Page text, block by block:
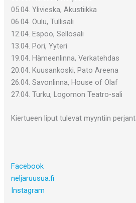
05.04. Ylivieska, Akustiikka
06.04. Oulu, Tullisali
12.04. Espoo, Sellosali
13.04. Pori, Yyteri
19.04. Hämeenlinna, Verkatehdas
20.04. Kuusankoski, Pato Areena
26.04. Savonlinna, House of Olaf
27.04. Turku, Logomon Teatro-sali
Kiertueen liput tulevat myyntiin
Facebook
neljaruusua.fi
Instagram